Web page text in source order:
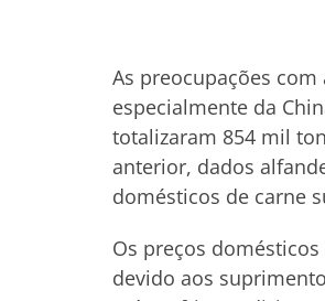
As preocupações
especialmente da
totalizaram 854 mil
anterior, dados
domésticos de carne
Os preços domésticos
devido aos